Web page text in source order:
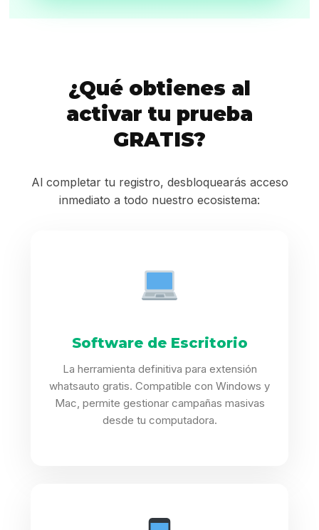
¿Qué obtienes al
activar tu prueba
GRATIS?
Al completar tu registro, desbloquearás acceso
inmediato a todo nuestro ecosistema:
Software de Escritorio
La herramienta definitiva para extensión
whatsauto gratis. Compatible con Windows y
Mac, permite gestionar campañas masivas
desde tu computadora.